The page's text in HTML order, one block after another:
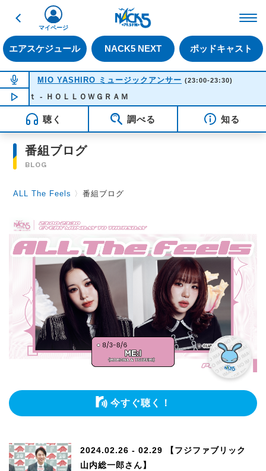
戻る
エアスケジュール NACK5 NEXT ポッドキャスト
マイページ
NOW ON AIR
MIO YASHIRO ミュージックアンサー (23:00-23:30)
NOW PLAYING23:00
ｅｔ - ＨＯＬＬＯＷＧＲＡＭ
聴く 調べる 知る
番組ブログ
BLOG
ALL The Feels 〉番組ブログ
今すぐ聴く！
2024.02.26 - 02.29 【フジファブリック
山内総一郎さん】